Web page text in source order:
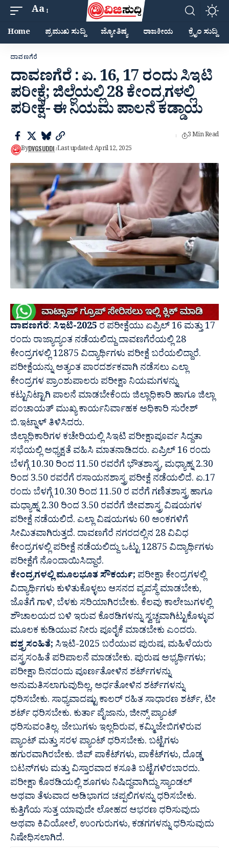
Aa
Home ಪ್ರಮುಖ ಸುದ್ದಿ ಜ್ಯೋತಿಷ್ಯ ರಾಜಕೀಯ ಕ್ರೈಂ ಸುದ್ದಿ
ದಾವಣಗೆರೆ
ದಾವಣಗೆರೆ : ಏ‌. 16, 17 ರಂದು ಸಿಇಟಿ
ಪರೀಕ್ಷೆ; ಜಿಲ್ಲೆಯಲ್ಲಿ 28 ಕೇಂದ್ರಗಳಲ್ಲಿ
ಪರೀಕ್ಷೆ- ಈ ನಿಯಮ ಪಾಲನೆ ಕಡ್ಡಾಯ
ByDVGSUDDI Last updated: April 12, 2025
3 Min Read
ದಾವಣಗೆರೆ:ಸಿಇಟಿ-2025 ರ ಪರೀಕ್ಷೆಯು ಏಪ್ರಿಲ್ 16 ಮತ್ತು 17
ರಂದು ರಾಜ್ಯಾದ್ಯಂತ ನಡೆಯಲಿದ್ದು ದಾವಣಗೆರೆಯಲ್ಲಿ 28
ಕೇಂದ್ರಗಳಲ್ಲಿ 12875 ವಿದ್ಯಾರ್ಥಿಗಳು ಪರೀಕ್ಷೆ ಬರೆಯಲಿದ್ದಾರೆ.
ಪರೀಕ್ಷೆಯನ್ನು ಅತ್ಯಂತ ಪಾರದರ್ಶಕವಾಗಿ ನಡೆಸಲು ಎಲ್ಲಾ
ಕೇಂದ್ರಗಳ ಪ್ರಾಂಶುಪಾಲರು ಪರೀಕ್ಷಾ ನಿಯಮಗಳನ್ನು
ಕಟ್ಟುನಿಟ್ಟಾಗಿ ಪಾಲನೆ ಮಾಡಬೇಕೆಂದು ಜಿಲ್ಲಾಧಿಕಾರಿ ಹಾಗೂ ಜಿಲ್ಲಾ
ಪಂಚಾಯತ್ ಮುಖ್ಯ ಕಾರ್ಯನಿರ್ವಾಹಕ ಅಧಿಕಾರಿ ಸುರೇಶ್
ಬಿ.ಇಟ್ನಾಳ್ ತಿಳಿಸಿದರು.
ಜಿಲ್ಲಾಧಿಕಾರಿಗಳ ಕಚೇರಿಯಲ್ಲಿ ಸಿಇಟಿ ಪರೀಕ್ಷಾಪೂರ್ವ ಸಿದ್ದತಾ
ಸಭೆಯಲ್ಲಿ ಅಧ್ಯಕ್ಷತೆ ವಹಿಸಿ ಮಾತನಾಡಿದರು. ಏಪ್ರಿಲ್ 16 ರಂದು
ಬೆಳಗ್ಗೆ 10.30 ರಿಂದ 11.50 ರವರೆಗೆ ಭೌತಶಾಸ್ತ್ರ, ಮಧ್ಯಾಹ್ನ 2.30
ರಿಂದ 3.50 ರವರೆಗೆ ರಸಾಯನಶಾಸ್ತ್ರ ಪರೀಕ್ಷೆ ನಡೆಯಲಿದೆ. ಏ.17
ರಂದು ಬೆಳಗ್ಗೆ 10.30 ರಿಂದ 11.50 ರ ವರೆಗೆ ಗಣಿತಶಾಸ್ತ್ರ ಹಾಗೂ
ಮಧ್ಯಾಹ್ನ 2.30 ರಿಂದ 3.50 ರವರೆಗೆ ಜೀವಶಾಸ್ತ್ರ ವಿಷಯಗಳ
ಪರೀಕ್ಷೆ ನಡೆಯಲಿದೆ. ಎಲ್ಲಾ ವಿಷಯಗಳು 60 ಅಂಕಗಳಿಗೆ
ಸೀಮಿತವಾಗಿರುತ್ತದೆ. ದಾವಣಗೆರೆ ನಗರದಲ್ಲಿನ 28 ವಿವಿಧ
ಕೇಂದ್ರಗಳಲ್ಲಿ ಪರೀಕ್ಷೆ ನಡೆಯಲಿದ್ದು ಒಟ್ಟು 12875 ವಿದ್ಯಾರ್ಥಿಗಳು
ಪರೀಕ್ಷೆಗೆ ನೊಂದಾಯಿಸಿದ್ದಾರೆ.
ಕೇಂದ್ರಗಳಲ್ಲಿ ಮೂಲಭೂತ ಸೌಕರ್ಯ; ಪರೀಕ್ಷಾ ಕೇಂದ್ರಗಳಲ್ಲಿ
ವಿದ್ಯಾರ್ಥಿಗಳು ಕುಳಿತುಕೊಳ್ಳಲು ಆಸನದ ವ್ಯವಸ್ಥೆ ಮಾಡಬೇಕು,
ಜೊತೆಗೆ ಗಾಳಿ, ಬೆಳಕು ಸರಿಯಾಗಿರಬೇಕು. ಕೆಲವು ಕಾಲೇಜುಗಳಲ್ಲಿ
ಶೌಚಾಲಯದ ಬಳಿ ಇರುವ ಕೊಠಡಿಗಳನ್ನು ಸ್ವಚ್ಚವಾಗಿಟ್ಟುಕೊಳ್ಳುವ
ಮೂಲಕ ಕುಡಿಯುವ ನೀರು ಪೂರೈಕೆ ಮಾಡಬೇಕು ಎಂದರು.
ವಶ್ತ್ರಸಂಹಿತೆ; ಸಿಇಟಿ-2025 ಬರೆಯುವ ಪುರುಷ, ಮಹಿಳೆಯರು
ವಸ್ತ್ರಸಂಹಿತೆ ಪರಿಪಾಲನೆ ಮಾಡಬೇಕು. ಪುರುಷ ಅಭ್ಯರ್ಥಿಗಳು;
ಪರೀಕ್ಷಾ ದಿನದಂದು ಪೂರ್ಣತೋಳಿನ ಶರ್ಟ್‍ಗಳನ್ನು
ಅನುಮತಿಸಲಾಗುವುದಿಲ್ಲ, ಅರ್ಧತೋಳಿನ ಶರ್ಟ್‍ಗಳನ್ನು
ಧರಿಸಬೇಕು. ಸಾಧ್ಯವಾದಷ್ಟು ಕಾಲರ್ ರಹಿತ ಸಾಧಾರಣ ಶರ್ಟ್, ಟೀ
ಶರ್ಟ್ ಧರಿಸಬೇಕು. ಕುರ್ತಾ ಪೈಜಾನು, ಜೀನ್ಸ್ ಪ್ಯಾಂಟ್
ಧರಿಸುವಂತಿಲ್ಲ. ಜೇಬುಗಳು ಇಲ್ಲದಿರುವ, ಕಮ್ಮಿಜೇಬಿಗಳಿರುವ
ಪ್ಯಾಂಟ್ ಮತ್ತು ಸರಳ ಪ್ಯಾಂಟ್ ಧರಿಸಬೇಕು. ಬಟ್ಟೆಗಳು
ಹಗುರವಾಗಿರಬೇಕು. ಜಿಪ್ ಪಾಕೆಟ್‍ಗಳು, ಪಾಕೆಟ್‍ಗಳು, ದೊಡ್ಡ
ಬಟನ್‍ಗಳು ಮತ್ತು ವಿಸ್ತಾರವಾದ ಕಸೂತಿ ಬಟ್ಟೆಗಳಿರಬಾರದು.
ಪರೀಕ್ಷಾ ಕೊಠಡಿಯಲ್ಲಿ ಶೂಗಳು ನಿಷಿದ್ದವಾಗಿದ್ದು ಸ್ಯಾಂಡಲ್
ಅಥವಾ ತೆಳುವಾದ ಅಡಿಭಾಗದ ಚಪ್ಪಲಿಗಳನ್ನು ಧರಿಸಬೇಕು.
ಕುತ್ತಿಗೆಯ ಸುತ್ತ ಯಾವುದೇ ಲೋಹದ ಆಭರಣ ಧರಿಸುವುದು
ಅಥವಾ ಕಿವಿಯೋಲೆ, ಉಂಗುರುಗಳು, ಕಡಗಗಳನ್ನು ಧರಿಸುವುದು
ನಿಷೇಧಿಸಲಾಗಿದೆ.